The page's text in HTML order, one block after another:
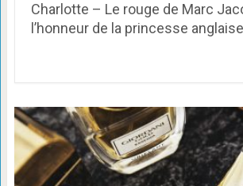
Charlotte – Le rouge de Marc
l’honneur de la princesse anglaise